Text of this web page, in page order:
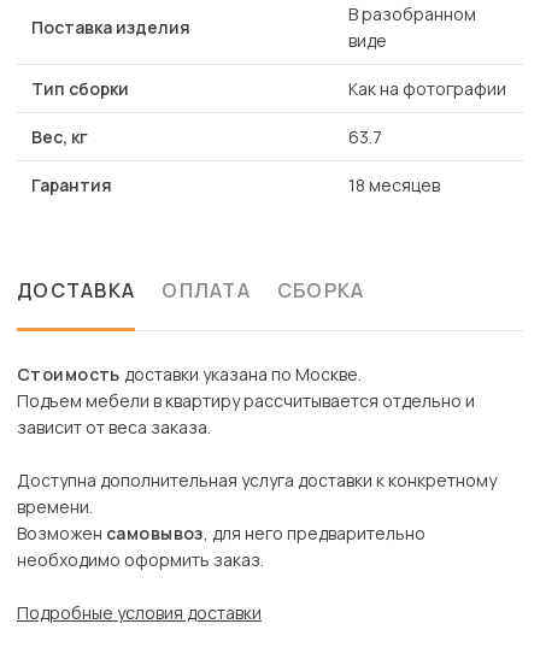
Поставка изделия
В разобранном
виде
Тип сборки Как на фотографии
Вес, кг 63.7
Гарантия 18 месяцев
ДОСТАВКА ОПЛАТА СБОРКА
Стоимость доставки указана по Москве.
Подъем мебели в квартиру рассчитывается отдельно и
зависит от веса заказа.
Доступна дополнительная услуга доставки к конкретному
времени.
Возможен самовывоз, для него предварительно
необходимо оформить заказ.
Подробные условия доставки